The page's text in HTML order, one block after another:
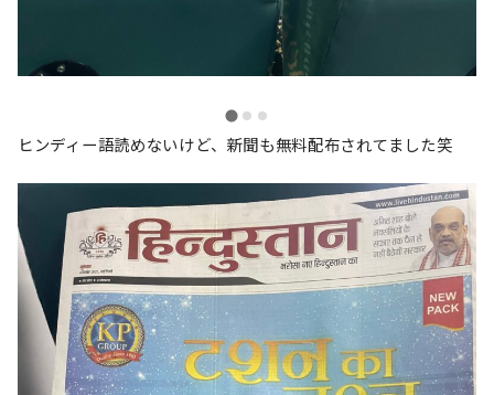
ヒンディー語読めないけど、新聞も無料配布されてました笑